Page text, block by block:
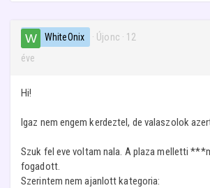
WhiteOnix · Újonc · 12
éve
Hi!
Igaz nem engem kerdeztel, de valaszolok
Szuk fel eve voltam nala. A plaza melletti
fogadott.
Szerintem nem ajanlott kategoria: